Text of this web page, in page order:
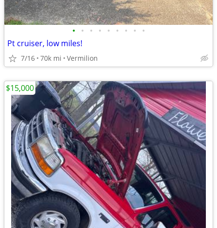
• • • • • • • • •
Pt cruiser, low miles!
7/16 70k mi Vermilion
$15,000